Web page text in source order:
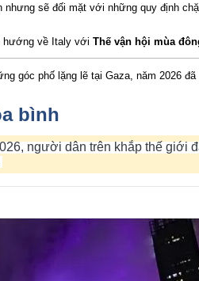
sẽ đối mặt với những quy định
hướng về Italy với Thế vận hội mùa
góc phố lặng lẽ tại Gaza, năm 2026
bình
người dân trên khắp thế giới